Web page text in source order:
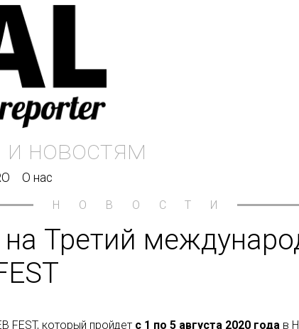
О нас
НОВОСТИ
Третий
FEST, который пройдет с 1 по 5 августа 2020 годав